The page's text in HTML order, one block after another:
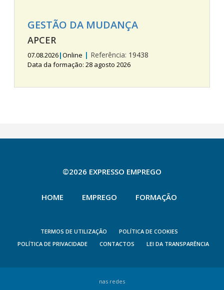
GESTÃO DA MUDANÇA
APCER
07.08.2026|Online | Referência: 19438
Data da formação: 28 agosto 2026
©2026 EXPRESSO EMPREGO
HOME EMPREGO FORMAÇÃO
TERMOS DE UTILIZAÇÃO
POLÍTICA DE COOKIES
POLÍTICA DE PRIVACIDADE
CONTACTOS LEI DA TRANSPARÊNCIA
nas redes